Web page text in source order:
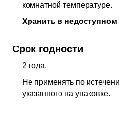
комнатной температуре.
Хранить в недоступном
Срок годности
2 года.
Не применять по
указанного на упаковке.